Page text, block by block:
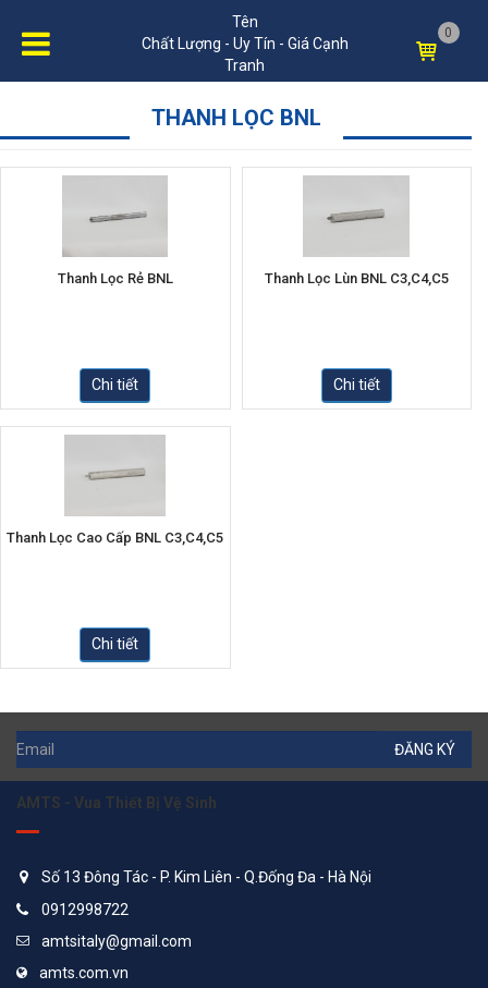
Tên
Chất Lượng - Uy Tín - Giá Cạnh
Tranh
0
THANH LỌC BNL
Thanh Lọc Rẻ BNL
Chi tiết
Thanh Lọc Lùn BNL C3,C4,C5
Chi tiết
Thanh Lọc Cao Cấp BNL C3,C4,C5
Chi tiết
ĐĂNG KÝ
AMTS - Vua Thiết Bị Vệ Sinh
Số 13 Đông Tác - P. Kim Liên - Q.Đống Đa - Hà Nội
0912998722
amtsitaly@gmail.com
amts.com.vn